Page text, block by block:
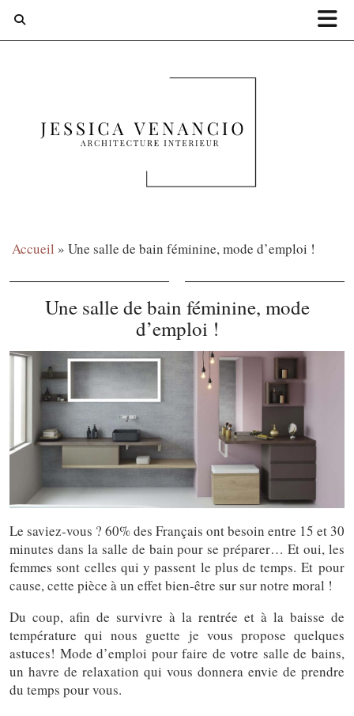
Accueil » Une salle de bain féminine, mode d’emploi !
Une salle de bain féminine, mode
d’emploi !
Le saviez-vous ? 60% des Français ont besoin entre 15 et 30
minutes dans la salle de bain pour se préparer… Et oui, les
femmes sont celles qui y passent le plus de temps. Et pour
cause, cette pièce à un effet bien-être sur sur notre moral !
Du coup, afin de survivre à la rentrée et à la baisse de
température qui nous guette je vous propose quelques
astuces! Mode d’emploi pour faire de votre salle de bains,
un havre de relaxation qui vous donnera envie de prendre
du temps pour vous.